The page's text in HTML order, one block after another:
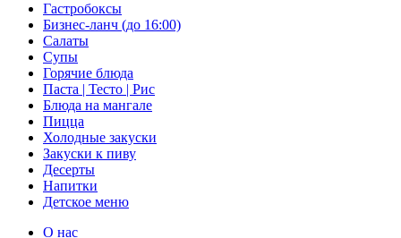
Гастробоксы
Бизнес-ланч (до 16:00)
Салаты
Супы
Горячие блюда
Паста | Тесто | Рис
Блюда на мангале
Пицца
Холодные закуски
Закуски к пиву
Десерты
Напитки
Детское меню
О нас